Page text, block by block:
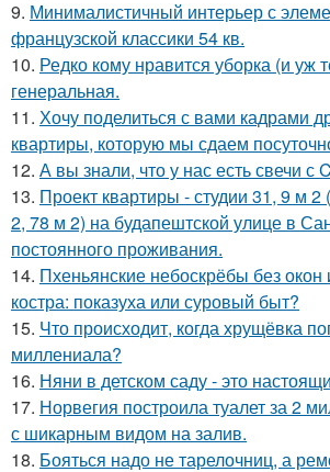
9. Минималистичный интерьер с
французской классики 54 кв.
10. Редко кому нравится уборка (и уж
генеральная.
11. Хочу поделиться с вами кадрами
квартиры, которую мы сдаем
12. А вы знали, что у нас есть свечи с
13. Проект квартиры - студии 31, 9 м 2
2, 78 м 2) на будапештской улице в
постоянного проживания.
14. Пхеньянские небоскрёбы без окон
костра: показуха или суровый быт?
15. Что происходит, когда хрущёвка
миллениала?
16. Няни в детском саду - это
17. Норвегия построила туалет за 2
с шикарным видом на залив.
18. Бояться надо не тарелочниц, а